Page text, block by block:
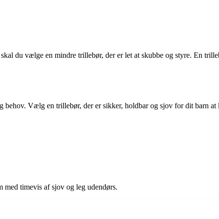
du vælge en mindre trillebør, der er let at skubbe og styre. En
Vælg en trillebør, der er sikker, holdbar og sjov for dit barn at
timevis af sjov og leg udendørs.